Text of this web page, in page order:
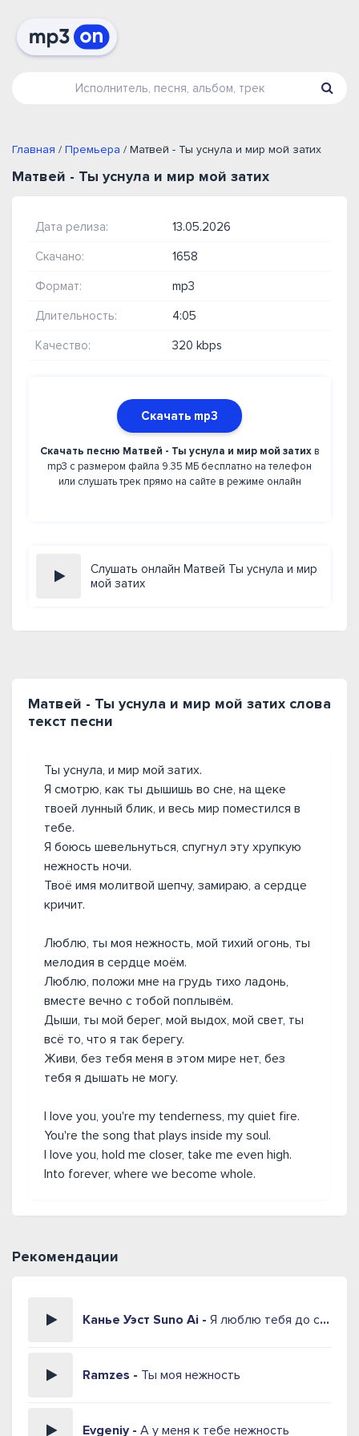
Главная / Премьера / Матвей - Ты уснула и мир мой затих
Матвей - Ты уснула и мир мой затих
Дата релиза: 13.05.2026
Скачано: 1658
Формат: mp3
Длительность: 4:05
Качество: 320 kbps
Скачать mp3
Скачать песню Матвей - Ты уснула и мир мой затихв
mp3 с размером файла 9.35 МБ бесплатно на телефон
или слушать трек прямо на сайте в режиме онлайн
Слушать онлайн Матвей Ты уснула и мир
мой затих
Матвей - Ты уснула и мир мой затих слова
текст песни
Ты уснула, и мир мой затих.
Я смотрю, как ты дышишь во сне, на щеке
твоей лунный блик, и весь мир поместился в
тебе.
Я боюсь шевельнуться, спугнул эту хрупкую
нежность ночи.
Твоё имя молитвой шепчу, замираю, а сердце
кричит.
Люблю, ты моя нежность, мой тихий огонь, ты
мелодия в сердце моём.
Люблю, положи мне на грудь тихо ладонь,
вместе вечно с тобой поплывём.
Дыши, ты мой берег, мой выдох, мой свет, ты
всё то, что я так берегу.
Живи, без тебя меня в этом мире нет, без
тебя я дышать не могу.
I love you, you're my tenderness, my quiet fire.
You're the song that plays inside my soul.
I love you, hold me closer, take me even high.
Into forever, where we become whole.
Рекомендации
Канье Уэст Suno Ai - Я люблю тебя до слёз
Ramzes - Ты моя нежность
Evgeniy - А у меня к тебе нежность